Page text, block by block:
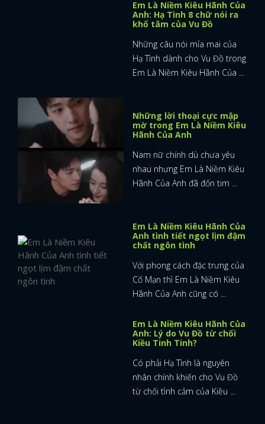
Em Là Niềm Kiêu Hãnh Của
Anh: Hạ Tình 8 chữ nói ra
khổ tâm của Vu Đồ
Những câu nói mỉa mai của
Hạ Tình dành cho Vu Đồ trong
Em Là Niềm Kiêu Hãnh Của ...
Những lời thoại cực mập
mờ trong Em Là Niềm Kiêu
Hãnh Của Anh
Nam nữ chính dù chưa yêu
nhau nhưng Em Là Niềm Kiêu
Hãnh Của Anh đã đốn tim ...
Em Là Niềm Kiêu Hãnh Của
Anh tình tiết ngọt lịm đậm
chất ngôn tình
Với phong cách đặc trưng của
Cố Mạn thì Em Là Niềm Kiêu
Hãnh Của Anh cũng có ...
Em Là Niềm Kiêu Hãnh Của
Anh: Lý do Vu Đồ từ chối
Kiều Tinh Tinh?
Có phải Hạ Tình là nguyên
nhân chính khiến cho Vu Đồ
từ chối tình cảm của Kiều ...